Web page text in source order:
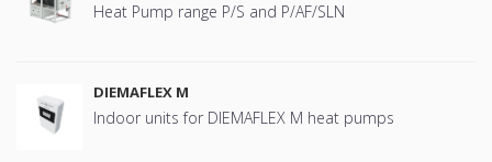
Heat Pump range P/S and P/AF/SLN
DIEMAFLEX M
Indoor units for DIEMAFLEX M heat pumps